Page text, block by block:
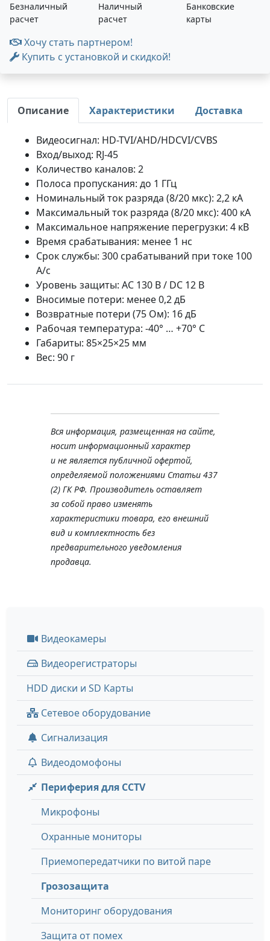
Безналичный
расчет
Наличный
расчет
Банковские
карты
Хочу стать партнером!
Купить с установкой и скидкой!
Описание Характеристики Доставка
Видеосигнал: HD-TVI/AHD/HDCVI/CVBS
Вход/выход: RJ-45
Количество каналов: 2
Полоса пропускания: до 1 ГГц
Номинальный ток разряда (8/20 мкс): 2,2 кА
Максимальный ток разряда (8/20 мкс): 400 кА
Максимальное напряжение перегрузки: 4 кВ
Время срабатывания: менее 1 нс
Срок службы: 300 срабатываний при токе 100
А/с
Уровень защиты: AC 130 В / DC 12 В
Вносимые потери: менее 0,2 дБ
Возвратные потери (75 Ом): 16 дБ
Рабочая температура: -40° … +70° C
Габариты: 85×25×25 мм
Вес: 90 г
Вся информация, размещенная на сайте,
носит информационный характер
и не является публичной офертой,
определяемой положениями Статьи 437
(2) ГК РФ. Производитель оставляет
за собой право изменять
характеристики товара, его внешний
вид и комплектность без
предварительного уведомления
продавца.
Видеокамеры
Видеорегистраторы
HDD диски и SD Карты
Сетевое оборудование
Сигнализация
Видеодомофоны
Периферия для CCTV
Микрофоны
Охранные мониторы
Приемопередатчики по витой паре
Грозозащита
Мониторинг оборудования
Защита от помех